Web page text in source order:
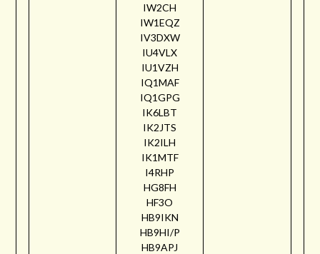
IW2CH
IW1EQZ
IV3DXW
IU4VLX
IU1VZH
IQ1MAF
IQ1GPG
IK6LBT
IK2JTS
IK2ILH
IK1MTF
I4RHP
HG8FH
HF3O
HB9IKN
HB9HI/P
HB9APJ